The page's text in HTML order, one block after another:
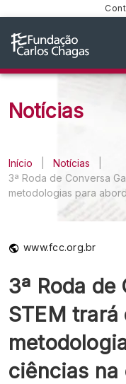
Notícias
Início Notícias
3ª Roda de Conversa
metodologias para
www.fcc.org.br
3ª Roda de
STEM
ciências na